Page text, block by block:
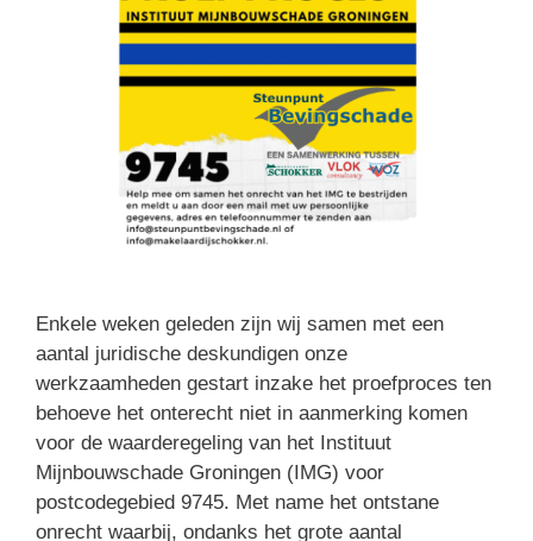
Enkele weken geleden zijn wij samen met een
aantal juridische deskundigen onze
werkzaamheden gestart inzake het proefproces ten
behoeve het onterecht niet in aanmerking komen
voor de waarderegeling van het Instituut
Mijnbouwschade Groningen (IMG) voor
postcodegebied 9745. Met name het ontstane
onrecht waarbij, ondanks het grote aantal